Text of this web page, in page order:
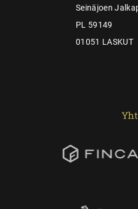
Seinäjoen
PL 59149
01051 LASKUT